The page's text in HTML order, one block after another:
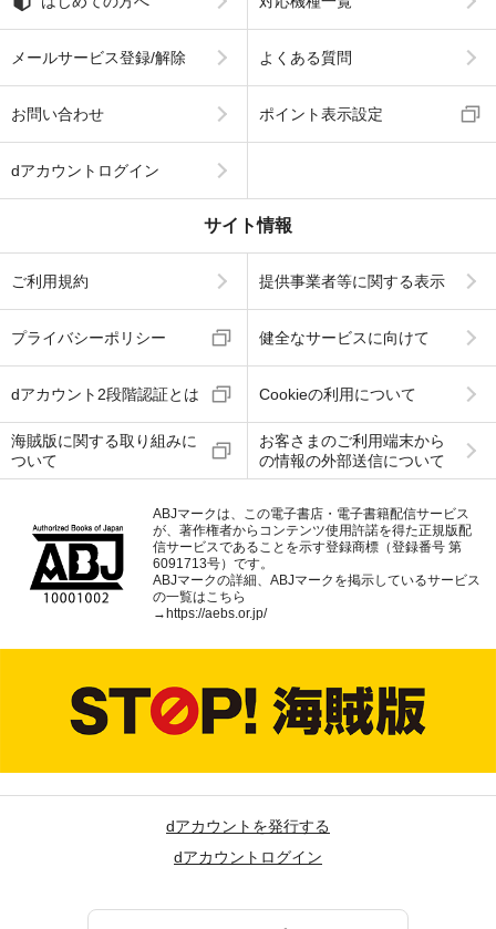
メールサービス登録/解除 よくある質問
お問い合わせ ポイント表示設定
dアカウントログイン
サイト情報
ご利用規約 提供事業者等に関する表示
プライバシーポリシー 健全なサービスに向けて
dアカウント2段階認証とは Cookieの利用について
海賊版に関する取り組みに
ついて
お客さまのご利用端末から
の情報の外部送信について
ABJマークは、この電子書店・電子書籍配信サービス
が、著作権者からコンテンツ使用許諾を得た正規版配
信サービスであることを示す登録商標（登録番号 第
6091713号）です。
ABJマークの詳細、ABJマークを掲示しているサービス
の一覧はこちら
→ https://aebs.or.jp/
dアカウントを発行する
dアカウントログイン